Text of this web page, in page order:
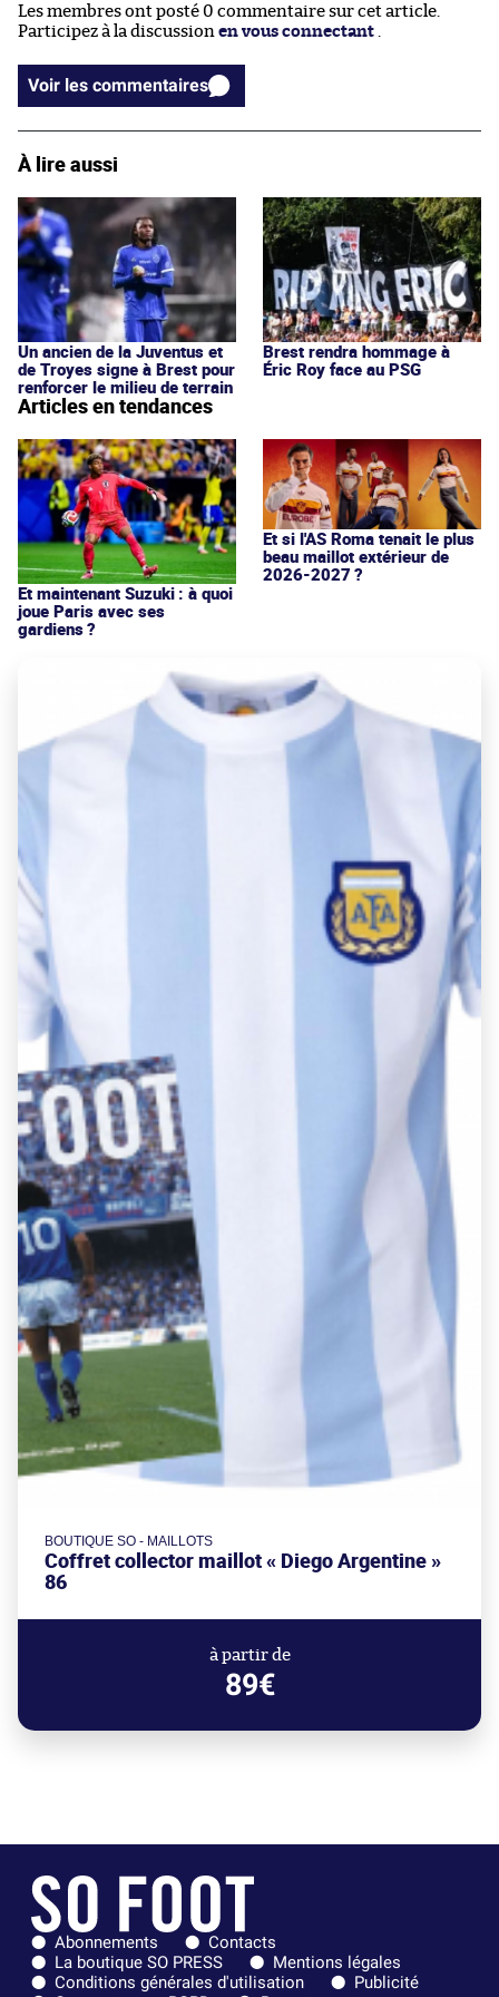
Les membres ont posté 0 commentaire sur cet article.
Participez à la discussion en vous connectant
Voir les commentaires
À lire aussi
Un ancien de la Juventus et
de Troyes signe à Brest pour
renforcer le milieu de terrain
Brest rendra hommage à
Éric Roy face au PSG
Articles en tendances
Et maintenant Suzuki : à quoi
joue Paris avec ses
gardiens ?
Et si l'AS Roma tenait le plus
beau maillot extérieur de
2026-2027 ?
BOUTIQUE SO - MAILLOTS
Coffret collector maillot « Diego Argentine »
86
à partir de
89€
Abonnements
Contacts
La boutique SO PRESS
Mentions légales
Conditions générales d'utilisation
Publicité